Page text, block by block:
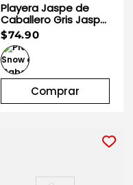
Playera Jaspe de
Caballero Gris Jaspe
100% Algodón |
Optima
$74.90
Comprar